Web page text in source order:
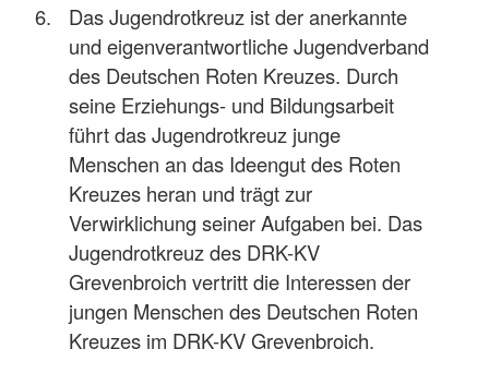
Das Jugendrotkreuz ist der anerkannte
und eigenverantwortliche Jugendverband
des Deutschen Roten Kreuzes. Durch
seine Erziehungs- und Bildungsarbeit
führt das Jugendrotkreuz junge
Menschen an das Ideengut des Roten
Kreuzes heran und trägt zur
Verwirklichung seiner Aufgaben bei. Das
Jugendrotkreuz des DRK-KV
Grevenbroich vertritt die Interessen der
jungen Menschen des Deutschen Roten
Kreuzes im DRK-KV Grevenbroich.